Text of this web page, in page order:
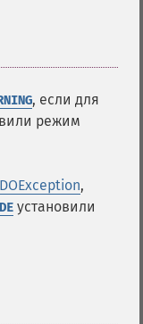
, если для
режим
,
установили